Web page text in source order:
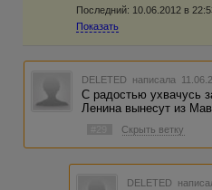
Последний: 10.06.2012 в
Показать
DELETED написала
С радостью ухвачусь
Ленина вынесут из
Скрыть ветку
DELETED